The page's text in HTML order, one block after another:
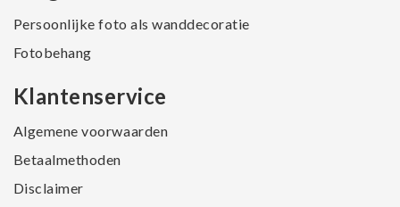
Persoonlijke foto als wanddecoratie
Fotobehang
Klantenservice
Algemene voorwaarden
Betaalmethoden
Disclaimer